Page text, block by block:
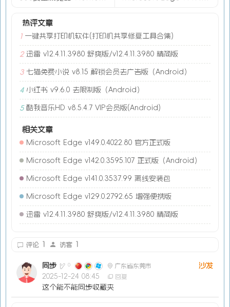
热评文章
1 一键共享打印机软件(打印机共享修复工具合集)
2 迅雷 v12.4.11.3980 舒爽版/v12.4.11.3980 精简版
3 七猫免费小说 v8.15 解锁会员去广告版（Android）
4 小红书 v9.6.0 去限制版（Android）
5 酷我音乐HD v8.5.4.7 VIP会员版(Android)
相关文章
Microsoft Edge v149.0.4022.80 官方正式版
Microsoft Edge v142.0.3595.107 正式版（Android）
Microsoft Edge v141.0.3537.99 离线安装包
Microsoft Edge v129.0.2792.65 增强便携版
迅雷 v12.4.11.3980 舒爽版/v12.4.11.3980 精简版
评论 1 访客 1
沙发
同步 0 广东省东莞市
2025-12-24 08:45 回复
这个能不能同步收藏夹